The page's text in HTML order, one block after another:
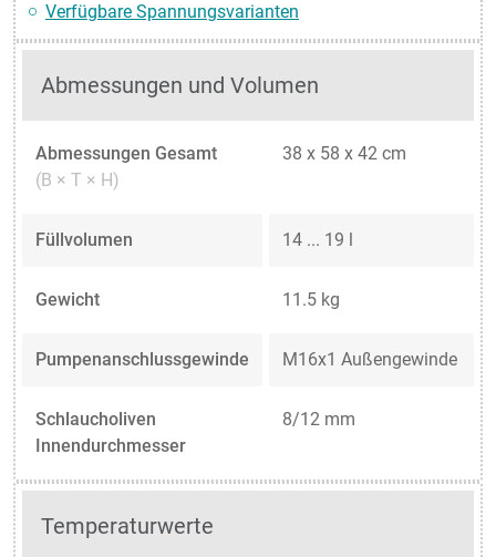
Verfügbare Spannungsvarianten
Abmessungen und Volumen
Abmessungen Gesamt
(B × T × H)
38 x 58 x 42 cm
Füllvolumen 14 ... 19 l
Gewicht 11.5 kg
Pumpenanschlussgewinde M16x1 Außengewinde
Schlaucholiven
Innendurchmesser
8/12 mm
Temperaturwerte